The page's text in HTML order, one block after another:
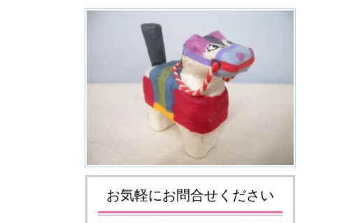
お気軽にお問合せください